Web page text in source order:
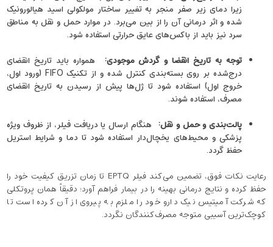
زیرا دمای زیر صفر منجر به تغییر ساختار مولکولی اسید هیالورونیک
شده و اثر درمانی آن را از بین می‌برد. در موارد حمل و نقل به مناطق
سرد نیز باید از باکس‌های عایق حرارتی استفاده شود.
توجه به تاریخ انقضا و گردش موجودی: همواره باید تاریخ انقضای
درج‌شده بر روی بسته‌بندی کنترل شده و از تکنیک FIFO (ورود اول،
خروج اول) استفاده شود تا ژل‌ها پیش از رسیدن به تاریخ انقضای
مصرف، استفاده شوند.
پالت‌بندی و حمل ‌و نقل: هنگام ارسال یا دریافت فیلر، از ظروف ویژه‌
پزشکی و محیط‌های یخچال‌دار استفاده شود تا دما و شرایط استریل
حفظ گردد.
رعایت نکات فوق، تضمین می‌کند فیلر EPTQ تا زمان تزریق کیفیت خود را
حفظ کرده و نتایج درمانی بهینه را در بیمار فراهم آورد؛ دقیقاً همان پروتکلی
که شرکت آمیتیس نیک دارو خود را ملزم به پیروی از آن کرده است تا
کوچک‌ترین آسیبی متوجه مصرف‌کنندگان نگردد.